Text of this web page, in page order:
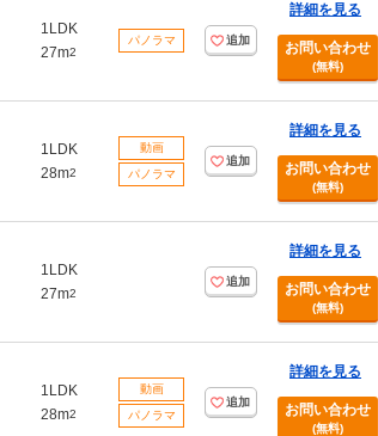
1LDK
27m2
パノラマ 追加
詳細を見る
お問い合わせ
(無料)
1LDK
28m2
動画
パノラマ
追加
詳細を見る
お問い合わせ
(無料)
1LDK
27m2
追加
詳細を見る
お問い合わせ
(無料)
1LDK
28m2
動画
パノラマ
追加
詳細を見る
お問い合わせ
(無料)